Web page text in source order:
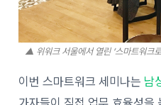
▲ 위워크 서울에서 열린 ‘스마트워크
이번 스마트워크 세미나는 남